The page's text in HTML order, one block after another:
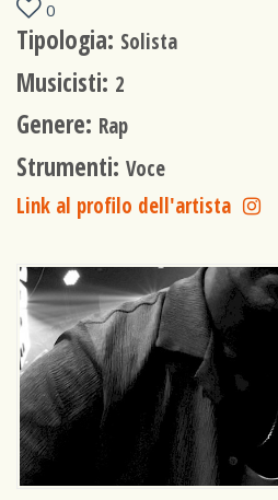
0
Tipologia: Solista
Musicisti: 2
Genere: Rap
Strumenti: Voce
Link al profilo dell'artista